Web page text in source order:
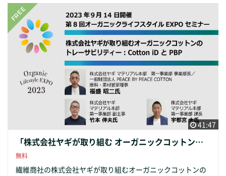
村活性化対策～地域資源の活かし方（30分） ・農林水産省農
村振興局農村政策部地域振興課 ・事業者 【第3部】 パネルセ
ッション 「地域再生と自治体の目指すまちづくりを語る‐未
来へ繋ぐもの～地域から始まるリジェネラティブオーガニッ
ク」 パネラー ・木更津市 ・亀岡市 ・丹波篠山市 ・山村活性
化（事業者） ・徳江倫明氏 オーガニックフォーラムジャパン
会長 ・ファシリテーター 山本 聖氏 山の恵みプロジェクト
総合プロデューサー 概要 第1部ではみどりの食料システム戦
略の一つとして、オーガニックビレッジ（有機農業の生産か
ら消費まで一貫し、農業者のみならず事業者や地域内外の住
民を巻き込んだ地域ぐるみの取組を進める市町村）の宣言す
えオーガニックライブスタイルEXPOに出展している自治体か
らお話しをいただきます。 第2部では「山村活性化対策～地
域資源の活かし方」と題し、山村活性化について担当課か
41:47
「株式会社ヤギが取り組む オーガニックコットンの トレーサビリティー：Cotton iD と PBP」
無料
繊維商社の株式会社ヤギが取り組むオーガニックコットンの